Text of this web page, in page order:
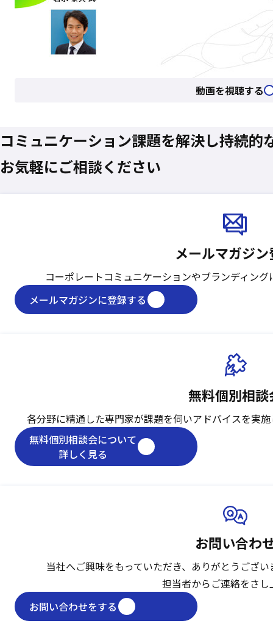
動画を視聴する
コミュニケーション課題を解決し持続的
お気軽にご相談ください
メールマガジン
コーポレートコミュニケーションやブランディング
メールマガジンに登録する
無料個別相談
各分野に精通した専門家が課題を伺いアドバイスを実
無料個別相談会について
詳しく見る
お問い合わ
当社へご興味をもっていただき、 ありがとうござい
担当者からご連絡をさし
お問い合わせをする